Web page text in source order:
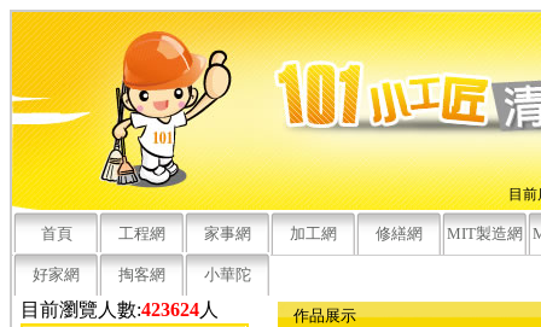
目前
首頁 工程網 家事網 加工網 修繕網 MIT製造網
好家網 掏客網 小華陀
目前瀏覽人數:423624人 作品展示